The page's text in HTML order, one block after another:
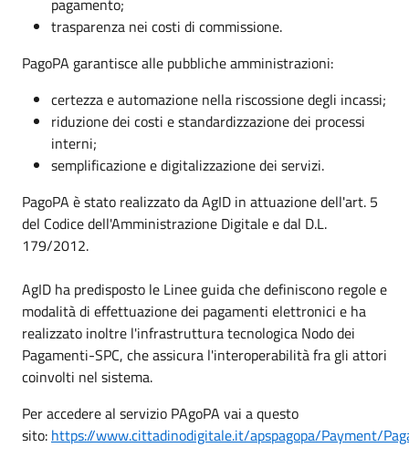
trasparenza nei costi di commissione.
PagoPA garantisce alle pubbliche amministrazioni:
certezza e automazione nella riscossione degli incassi;
riduzione dei costi e standardizzazione dei processi
interni;
semplificazione e digitalizzazione dei servizi.
PagoPA è stato realizzato da AgID in attuazione dell'art. 5
del Codice dell'Amministrazione Digitale e dal D.L.
179/2012.
AgID ha predisposto le Linee guida che definiscono regole e
modalità di effettuazione dei pagamenti elettronici e ha
realizzato inoltre l'infrastruttura tecnologica Nodo dei
Pagamenti-SPC, che assicura l'interoperabilità fra gli attori
coinvolti nel sistema.
Per accedere al servizio PAgoPA vai a questo
sito: https://www.cittadinodigitale.it/apspagopa/Payment/